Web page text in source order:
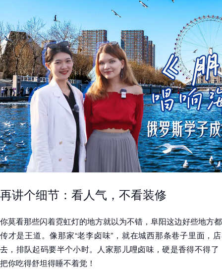
再讲个细节：看人气，不看装修
你莫看那些闪着霓虹灯的地方就以为不错，阜阳这边好些地方
传才是王道。像那家“老李卤味”，就在城西那条巷子里面，
去，排队起码要半个小时。人家那儿哩卤味，硬是香得不得
把你吃得舒坦得睡不着觉！